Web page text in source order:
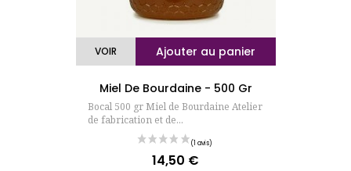
Ajouter au panier
VOIR
Miel De Bourdaine - 500 Gr
Bocal 500 gr Miel de Bourdaine Atelier
de fabrication et de...
Prix
14,50 €